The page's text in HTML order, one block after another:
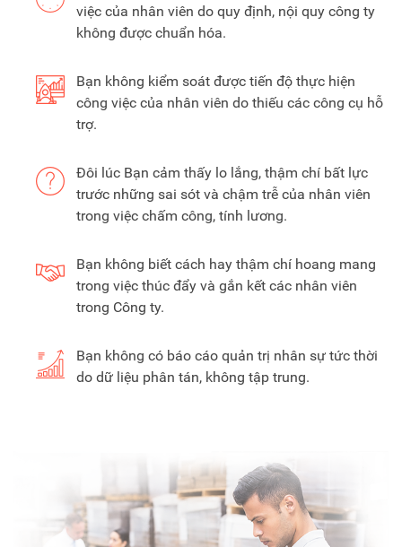
việc của nhân viên do quy định, nội quy công ty
không được chuẩn hóa.
Bạn không kiểm soát được tiến độ thực hiện
công việc của nhân viên do thiếu các công cụ hỗ
trợ.
Đôi lúc Bạn cảm thấy lo lắng, thậm chí bất lực
trước những sai sót và chậm trễ của nhân viên
trong việc chấm công, tính lương.
Bạn không biết cách hay thậm chí hoang mang
trong việc thúc đẩy và gắn kết các nhân viên
trong Công ty.
Bạn không có báo cáo quản trị nhân sự tức thời
do dữ liệu phân tán, không tập trung.